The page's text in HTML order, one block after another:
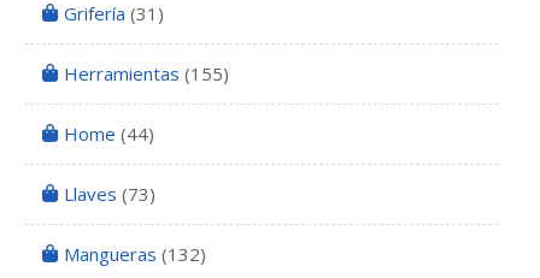
Grifería (31)
Herramientas (155)
Home (44)
Llaves (73)
Mangueras (132)